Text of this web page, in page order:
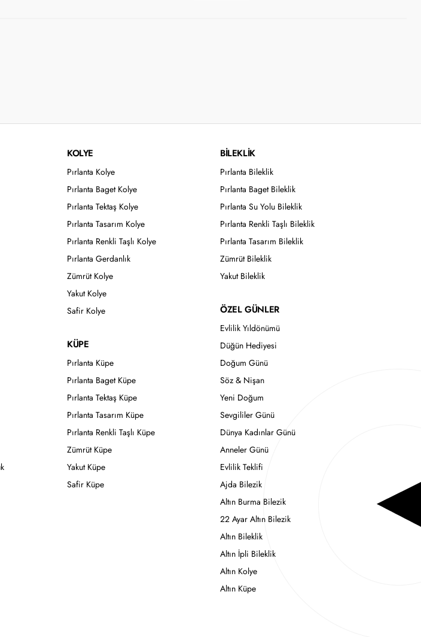
KOLYE
Pırlanta Kolye
Pırlanta Baget Kolye
Pırlanta Tektaş Kolye
Pırlanta Tasarım Kolye
Pırlanta Renkli Taşlı Kolye
Pırlanta Gerdanlık
Zümrüt Kolye
Yakut Kolye
Safir Kolye
KÜPE
Pırlanta Küpe
Pırlanta Baget Küpe
Pırlanta Tektaş Küpe
Pırlanta Tasarım Küpe
Pırlanta Renkli Taşlı Küpe
Zümrüt Küpe
Yakut Küpe
Safir Küpe
BİLEKLİK
Pırlanta Bileklik
Pırlanta Baget Bileklik
Pırlanta Su Yolu Bileklik
Pırlanta Renkli Taşlı Bileklik
Pırlanta Tasarım Bileklik
Zümrüt Bileklik
Yakut Bileklik
ÖZEL GÜNLER
Evlilik Yıldönümü
Düğün Hediyesi
Doğum Günü
Söz & Nişan
Yeni Doğum
Sevgililer Günü
Dünya Kadınlar Günü
Anneler Günü
Evlilik Teklifi
Ajda Bilezik
Altın Burma Bilezik
22 Ayar Altın Bilezik
Altın Bileklik
Altın İpli Bileklik
Altın Kolye
Altın Küpe